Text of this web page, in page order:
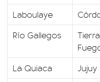
Laboulaye
Río Gallegos
La Quiaca Jujuy